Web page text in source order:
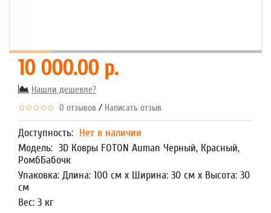
10 000.00 р.
Нашли дешевле?
0 отзывов / Написать отзыв
Доступность: Нет в наличии
Модель: 3D Ковры FOTON Auman Черный, Красный,
РомбБабочк
Упаковка: Длина: 100 см x Ширина: 30 см x Высота: 30
см
Вес: 3 кг